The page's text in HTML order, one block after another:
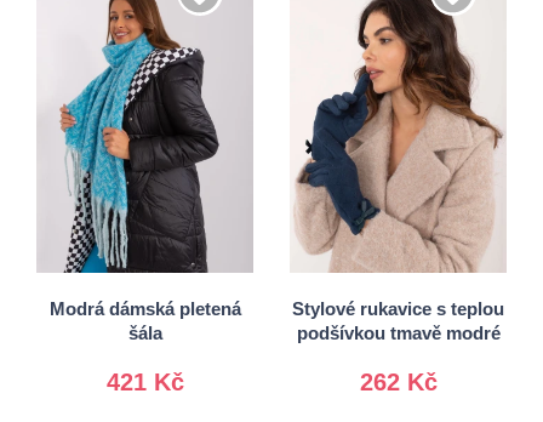
Modrá dámská pletená
šála
421 Kč
Univerzální
Stylové rukavice s teplou
podšívkou tmavě modré
262 Kč
S/M
L/XL